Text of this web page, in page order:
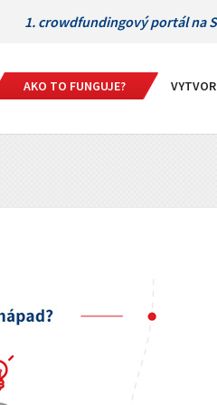
1. crowdfundingový portál na
AKO TO FUNGUJE?